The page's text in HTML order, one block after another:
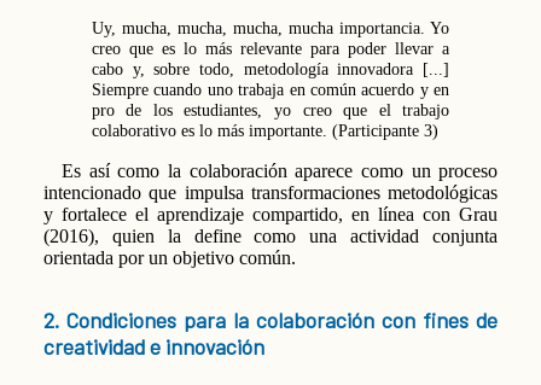
Uy, mucha, mucha, mucha, mucha importancia. Yo
creo que es lo más relevante para poder llevar a
cabo y, sobre todo, metodología innovadora [...]
Siempre cuando uno trabaja en común acuerdo y en
pro de los estudiantes, yo creo que el trabajo
colaborativo es lo más importante. (Participante 3)
Es así como la colaboración aparece como un proceso
intencionado que impulsa transformaciones metodológicas
y fortalece el aprendizaje compartido, en línea con Grau
(2016), quien la define como una actividad conjunta
orientada por un objetivo común.
2. Condiciones para la colaboración con fines de
creatividad e innovación